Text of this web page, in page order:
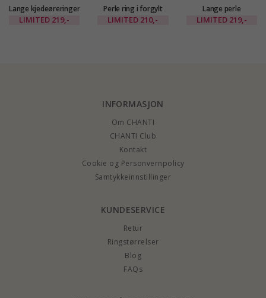
Lange kjedeøreringer
i forgylt messing -
LIMITED 219,-
Perle ring i forgylt
messing - Eliné
LIMITED 210,-
Lange perle
kjedeøreringer i
LIMITED 219,-
INFORMASJON
Om CHANTI
CHANTI Club
Kontakt
Cookie og Personvernpolicy
Samtykkeinnstillinger
KUNDESERVICE
Retur
Ringstørrelser
Blog
FAQs